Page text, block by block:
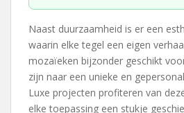
Naast duurzaamheid is er een
waarin elke tegel een eigen
mozaïeken bijzonder geschikt
zijn naar een unieke en
Luxe projecten profiteren van
elke toepassing een stukje